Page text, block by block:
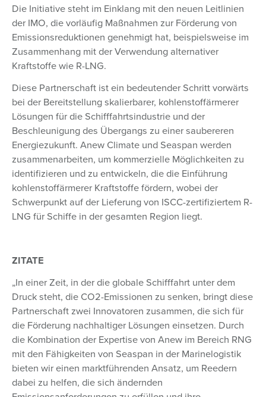
Die Initiative steht im Einklang mit den neuen Leitlinien
der IMO, die vorläufig Maßnahmen zur Förderung von
Emissionsreduktionen genehmigt hat, beispielsweise im
Zusammenhang mit der Verwendung alternativer
Kraftstoffe wie R-LNG.
Diese Partnerschaft ist ein bedeutender Schritt vorwärts
bei der Bereitstellung skalierbarer, kohlenstoffärmerer
Lösungen für die Schifffahrtsindustrie und der
Beschleunigung des Übergangs zu einer saubereren
Energiezukunft. Anew Climate und Seaspan werden
zusammenarbeiten, um kommerzielle Möglichkeiten zu
identifizieren und zu entwickeln, die die Einführung
kohlenstoffärmerer Kraftstoffe fördern, wobei der
Schwerpunkt auf der Lieferung von ISCC-zertifiziertem R-
LNG für Schiffe in der gesamten Region liegt.
ZITATE
„In einer Zeit, in der die globale Schifffahrt unter dem
Druck steht, die CO2-Emissionen zu senken, bringt diese
Partnerschaft zwei Innovatoren zusammen, die sich für
die Förderung nachhaltiger Lösungen einsetzen. Durch
die Kombination der Expertise von Anew im Bereich RNG
mit den Fähigkeiten von Seaspan in der Marinelogistik
bieten wir einen marktführenden Ansatz, um Reedern
dabei zu helfen, die sich ändernden